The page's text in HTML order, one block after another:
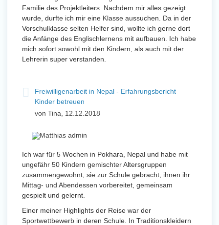
Familie des Projektleiters. Nachdem mir alles gezeigt
wurde, durfte ich mir eine Klasse aussuchen. Da in der
Vorschulklasse selten Helfer sind, wollte ich gerne dort
die Anfänge des Englischlernens mit aufbauen. Ich habe
mich sofort sowohl mit den Kindern, als auch mit der
Lehrerin super verstanden.
Freiwilligenarbeit in Nepal - Erfahrungsbericht
Kinder betreuen
von Tina, 12.12.2018
Ich war für 5 Wochen in Pokhara, Nepal und habe mit
ungefähr 50 Kindern gemischter Altersgruppen
zusammengewohnt, sie zur Schule gebracht, ihnen ihr
Mittag- und Abendessen vorbereitet, gemeinsam
gespielt und gelernt.
Einer meiner Highlights der Reise war der
Sportwettbewerb in deren Schule. In Traditionskleidern